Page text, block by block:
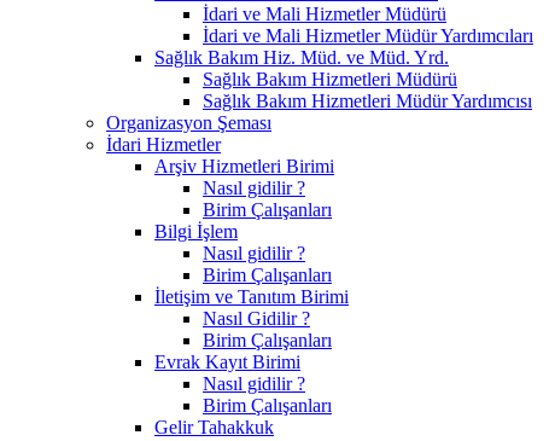
İdari ve Mali Hizmetler Müdürü
İdari ve Mali Hizmetler Müdür Yardımcıları
Sağlık Bakım Hiz. Müd. ve Müd. Yrd.
Sağlık Bakım Hizmetleri Müdürü
Sağlık Bakım Hizmetleri Müdür Yardımcısı
Organizasyon Şeması
İdari Hizmetler
Arşiv Hizmetleri Birimi
Nasıl gidilir ?
Birim Çalışanları
Bilgi İşlem
Nasıl gidilir ?
Birim Çalışanları
İletişim ve Tanıtım Birimi
Nasıl Gidilir ?
Birim Çalışanları
Evrak Kayıt Birimi
Nasıl gidilir ?
Birim Çalışanları
Gelir Tahakkuk